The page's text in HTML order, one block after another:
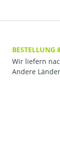
BESTELLUNG
Wir liefern
Andere